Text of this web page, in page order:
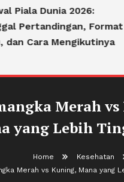
Piala Dunia 2026:
Pertandingan, Format
dan Cara Mengikutinya
Merah
yang Lebih
Home
Kesehatan
Merah vs Kuning, Mana yang